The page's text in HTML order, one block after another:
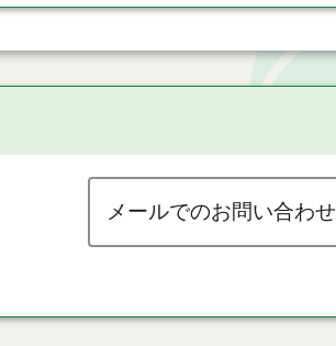
メールでのお問い合わせ